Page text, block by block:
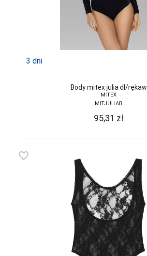
TOPGAL
TRE STELLE
UNIKAT
VENEZIANA
VIKI STYLE
VIOLANA
WADIMA
WOLA
WOLBAR
YO
ZALEWSKI
ZENIT
3 dni
Body mitex julia dł/rękaw
MITEX
MITJULIAB
95,31 zł
favorite_border